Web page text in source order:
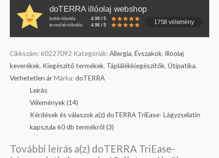
doTERRA illóolaj webshop
boltértékelés 4.99 / 5
termékértékelés 4.96 / 5 1758 vélemény
Cikkszám: 60227092 Kategóriák:Allergia, Évszakok, Illóolaj
keverékek, Kiegészítő termékek, Táplálékkiegészítők, Útipatika,
Verhetetlen árMárka:doTERRA
Leírás
Vélemények (14)
Kérdések és válaszok a(z) doTERRA TriEase- Lágyzselatin
kapszula 60 db termékről (3)
További leírás a(z) doTERRA TriEase-